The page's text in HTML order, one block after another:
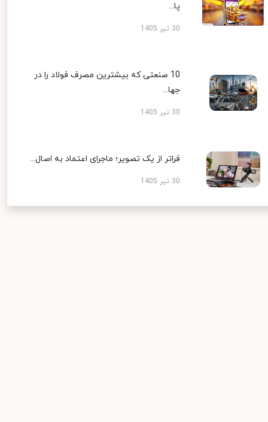
پا...
30 تیر 1405
10 صنعتی که بیشترین مصرف فولاد را در
جها...
30 تیر 1405
فراتر از یک تصویر؛ ماجرای اعتماد به اصال...
30 تیر 1405